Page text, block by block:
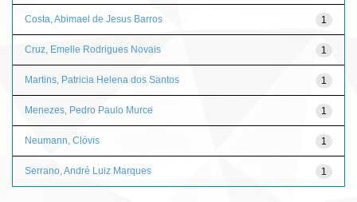
1
Costa, Abimael de Jesus Barros
1
Cruz, Emelle Rodrigues Novais
1
Martins, Patricia Helena dos Santos
1
Menezes, Pedro Paulo Murce
1
Neumann, Clóvis
1
Serrano, André Luiz Marques